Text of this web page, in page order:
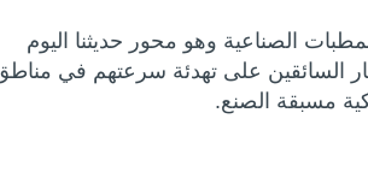
الصناعية وهو محور حديثنا اليوم
السائقين على تهدئة سرعتهم في
مسبقة الصنع.